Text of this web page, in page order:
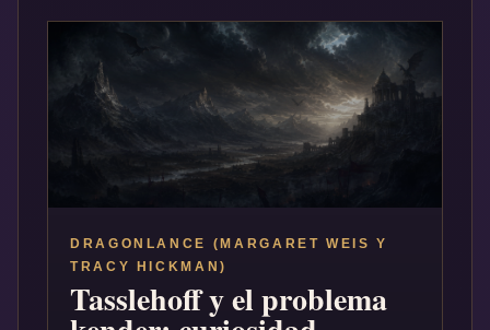
DRAGONLANCE (MARGARET WEIS Y
TRACY HICKMAN)
Tasslehoff y el problema